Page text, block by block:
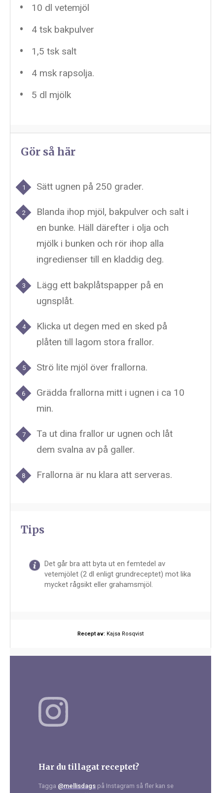
10 dl vetemjöl
4tsk bakpulver
1 ,5 tsk salt
4msk rapsolja.
5 dl mjölk
Gör så här
Sätt ugnen på 250 grader.
Blanda ihop mjöl, bakpulver och salt i
en bunke. Häll därefter i olja och
mjölk i bunken och rör ihop alla
ingredienser till en kladdig deg.
Lägg ett bakplåtspapper på en
ugnsplåt.
Klicka ut degen med en sked på
plåten till lagom stora frallor.
Strö lite mjöl över frallorna.
Grädda frallorna mitt i ugnen i ca 10
min.
Ta ut dina frallor ur ugnen och låt
dem svalna av på galler.
Frallorna är nu klara att serveras.
Tips
Det går bra att byta ut en femtedel av
vetemjölet (2 dl enligt grundreceptet) mot lika
mycket rågsikt eller grahamsmjöl.
Recept av: Kajsa Rosqvist
Har du tillagat receptet?
Tagga @mellisdags på Instagram så fler kan se